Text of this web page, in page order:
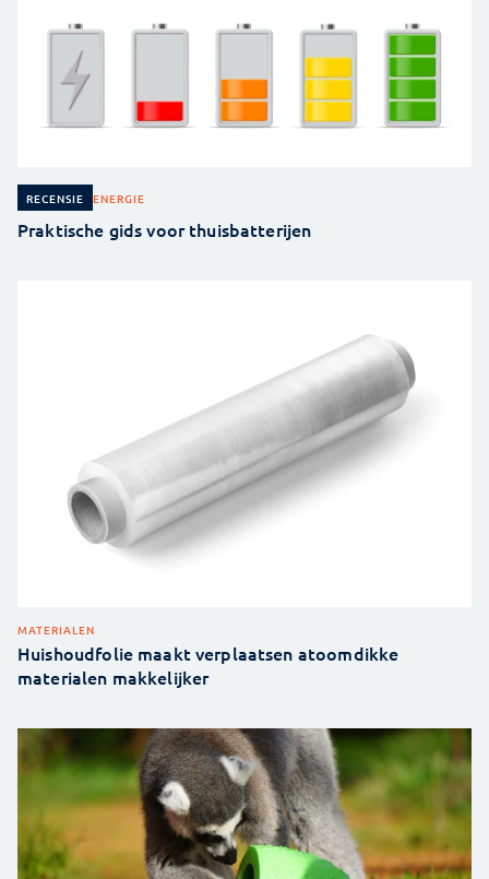
RECENSIE ENERGIE
Praktische gids voor thuisbatterijen
MATERIALEN
Huishoudfolie maakt verplaatsen atoomdikke
materialen makkelijker